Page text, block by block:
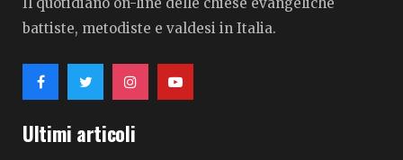
battiste, metodiste e valdesi in Italia.
Ultimi articoli